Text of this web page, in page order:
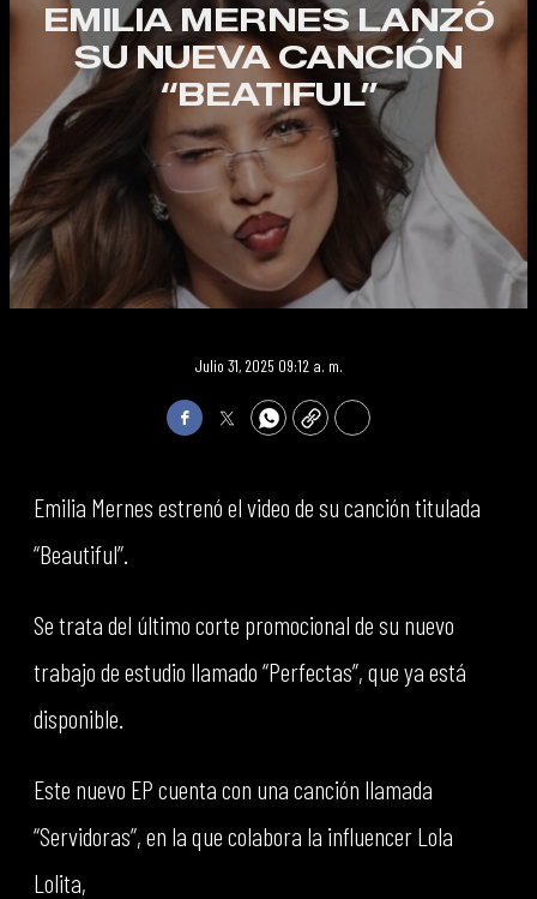
EMILIA MERNES LANZÓ
SU NUEVA CANCIÓN
“BEATIFUL”
Julio 31, 2025 09:12 a. m.
FacebookTwitterWhatsApp
Copy Print
Emilia Mernes estrenó el video de su canción titulada
“Beautiful”.
Se trata del último corte promocional de su nuevo
trabajo de estudio llamado “Perfectas”, que ya está
disponible.
Este nuevo EP cuenta con una canción llamada
“Servidoras”, en la que colabora la influencer Lola
Lolita,